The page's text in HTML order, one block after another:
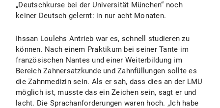
„Deutschkurse bei der Universität München“ noch
keiner Deutsch gelernt: in nur acht Monaten.
Ihssan Loulehs Antrieb war es, schnell studieren zu
können. Nach einem Praktikum bei seiner Tante im
französischen Nantes und einer Weiterbildung im
Bereich Zahnersatzkunde und Zahnfüllungen sollte es
die Zahnmedizin sein. Als er sah, dass dies an der LMU
möglich ist, musste das ein Zeichen sein, sagt er und
lacht. Die Sprachanforderungen waren hoch. „Ich habe